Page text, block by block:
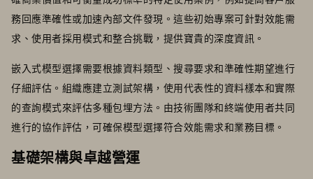
務回應準確性或加速內部文件發現。這些初始專案可針對效能需
求、使用者採用模式和整合挑戰，提供寶貴的深度資訊。
嵌入式模型選擇需要根據資料類型、搜尋要求和準確性期望進行
仔細評估。組織應建立測試架構，使用代表性的資料樣本和實際
的查詢模式來評估多種包埋方法。由技術團隊和終端使用者共同
進行的協作評估，可確保模型選擇符合效能需求和業務目標。
基礎架構與卓越營運